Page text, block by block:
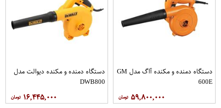
دستگاه دمنده و مکنده آاگ مدل GM
600E
۵۹,۸۰۰,۰۰۰
دستگاه دمنده و مکنده دیوالت مدل
DWB800
۱۶,۴۴۵,۰۰۰